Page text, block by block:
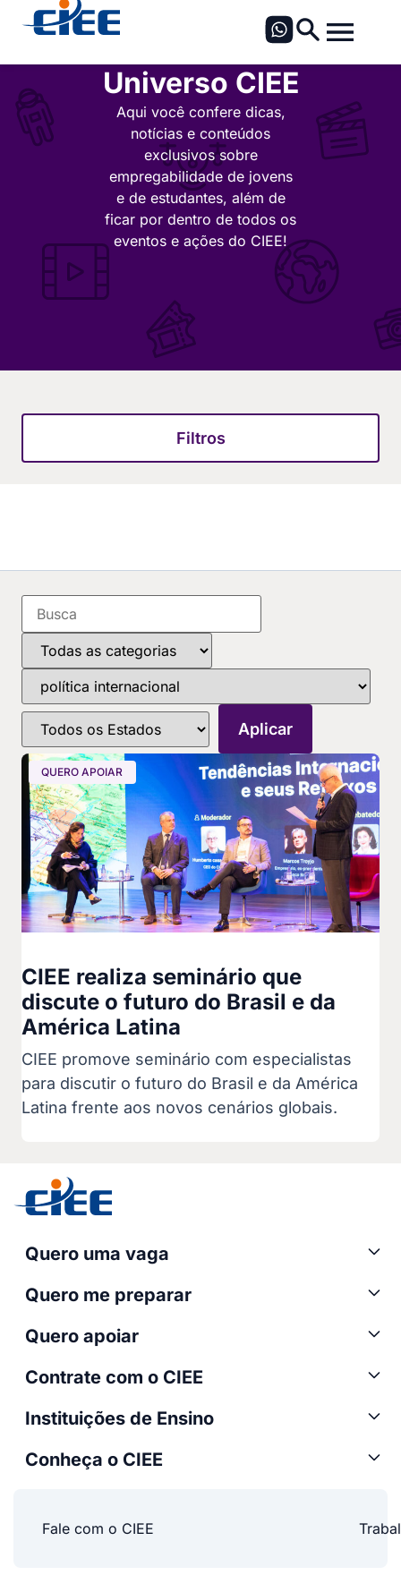
Universo CIEE
Aqui você confere dicas,
notícias e conteúdos
exclusivos sobre
empregabilidade de jovens
e de estudantes, além de
ficar por dentro de todos os
eventos e ações do CIEE!
Filtros
QUERO APOIAR
CIEE realiza seminário que
discute o futuro do Brasil e da
América Latina
CIEE promove seminário com especialistas
para discutir o futuro do Brasil e da América
Latina frente aos novos cenários globais.
Quero uma vaga
Quero me preparar
Quero apoiar
Contrate com o CIEE
Instituições de Ensino
Conheça o CIEE
Fale com o CIEE